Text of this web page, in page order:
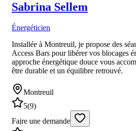
Sabrina Sellem
Énergéticien
Installée à Montreuil, je propose des
Access Bars pour libérer vos blocages
approche énergétique douce vous
être durable et un équilibre retrouvé.
Montreuil
5(9)
Faire une demande